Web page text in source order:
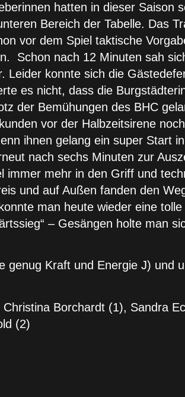
hatten in dieser Saison
Bereich der Tabelle. Das
vor dem Spiel taktische
Schon nach 12 Minuten sah
Leider konnte sich die
es nicht, dass die
der Bemühungen des BHC
vor der Halbzeitsirene
ihnen gelang ein super Start
nach sechs Minuten zur
immer mehr in den Griff und
und auf Außen fanden den
man heute wieder eine tolle
– Gesängen holte man
Kraft und Energie J) und
Borchardt (1), Sandra
(2)